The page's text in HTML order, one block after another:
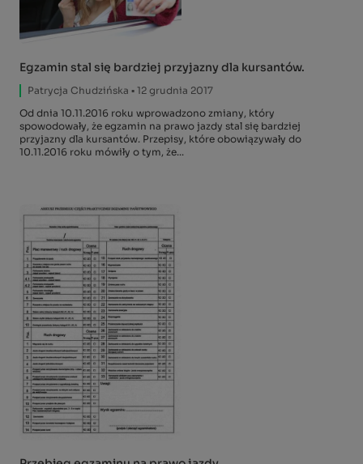
Egzamin stal się bardziej przyjazny dla kursantów.
Patrycja Chudzińska ▪ 12 grudnia 2017
Od dnia 10.11.2016 roku wprowadzono zmiany, który
spowodowały, że egzamin na prawo jazdy stal się bardziej
przyjazny dla kursantów. Przepisy, które obowiązywały do
10.11.2016 roku mówiły o tym, że...